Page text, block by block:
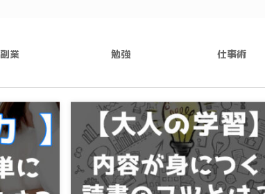
副業 勉強 仕事術